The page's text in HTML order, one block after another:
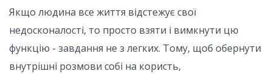
Якщо людина все життя відстежує свої
недосконалості, то просто взяти і вимкнути цю
функцію - завдання не з легких. Тому, щоб обернути
внутрішні розмови собі на користь,